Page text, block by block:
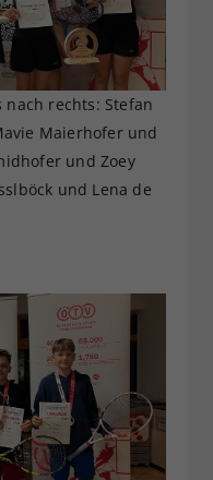
nach rechts: Stefan
Maierhofer und
und Zoey
und Lena de